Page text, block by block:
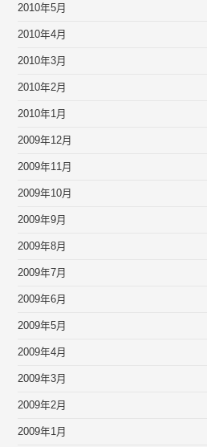
2010年5月
2010年4月
2010年3月
2010年2月
2010年1月
2009年12月
2009年11月
2009年10月
2009年9月
2009年8月
2009年7月
2009年6月
2009年5月
2009年4月
2009年3月
2009年2月
2009年1月